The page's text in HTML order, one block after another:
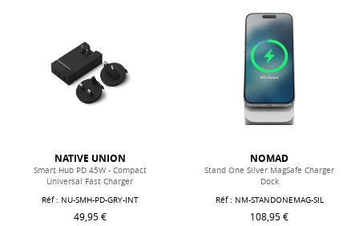
NATIVE UNION
Smart Hub PD 45W - Compact
Universal Fast Charger
Réf : NU-SMH-PD-GRY-INT
49,95 €
NOMAD
Stand One Silver MagSafe Charger
Dock
Réf : NM-STANDONEMAG-SIL
108,95 €